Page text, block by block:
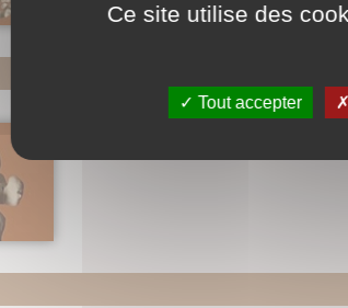
Ce site utilise des
Tout accepter